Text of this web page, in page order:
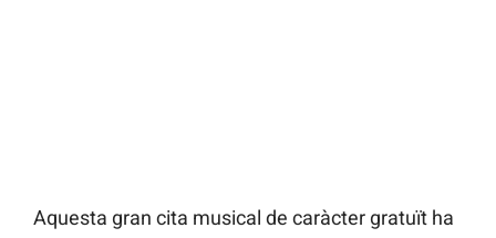
Aquesta gran cita musical de caràcter gratuït ha